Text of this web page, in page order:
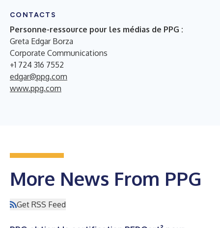
CONTACTS
Personne-ressource pour les médias de PPG :
Greta Edgar Borza
Corporate Communications
+1 724 316 7552
edgar@ppg.com
www.ppg.com
More News From PPG
Get RSS Feed